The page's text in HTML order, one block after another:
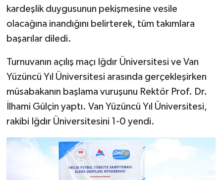
kardeşlik duygusunun pekişmesine vesile
olacağına inandığını belirterek, tüm takımlara
başarılar diledi.
Turnuvanın açılış maçı Iğdır Üniversitesi ve Van
Yüzüncü Yıl Üniversitesi arasında gerçekleşirken
müsabakanın başlama vuruşunu Rektör Prof. Dr.
İlhami Gülçin yaptı. Van Yüzüncü Yıl Üniversitesi,
rakibi Iğdır Üniversitesini 1-0 yendi.